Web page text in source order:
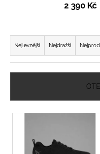
2 390 Kč
Ř
a
z
e
í
p
Nejlevnější Nejdražší
V
p
o
r
u
u